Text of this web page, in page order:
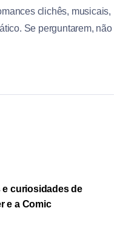
clichês, musicais,
Se perguntarem, não
e curiosidades de
e a Comic